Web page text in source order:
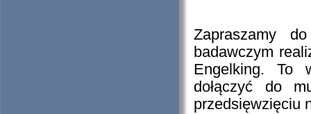
Zapraszamy
badawczym
Engelking. To
dołączyć do
przedsięwzięciu